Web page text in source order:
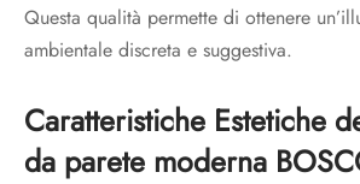
Questa qualità permette di ottenere
ambientale discreta e suggestiva.
Caratteristiche Estetiche
da parete moderna